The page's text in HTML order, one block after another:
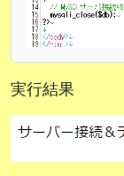
実行結果